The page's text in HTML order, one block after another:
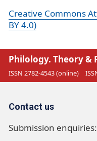
Creative Commons
BY 4.0)
Philology. Theory &
ISSN 2782-4543 (online)
Contact us
Submission enquiries: